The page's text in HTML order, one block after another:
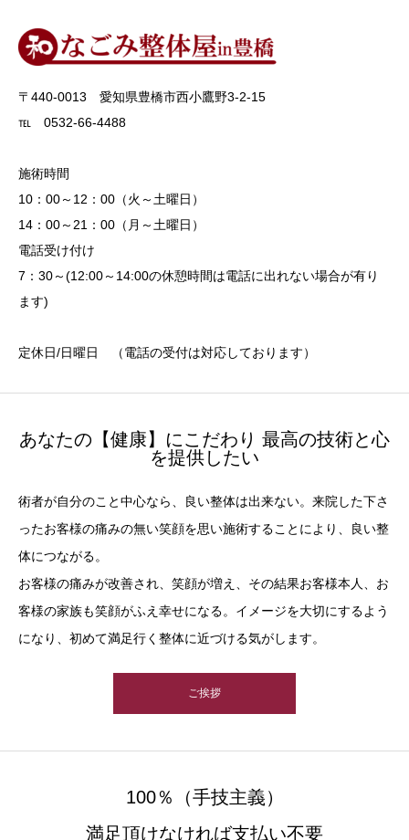
〒440-0013 愛知県豊橋市西小鷹野3-2-15
℡ 0532-66-4488
施術時間
10：00～12：00（火～土曜日）
14：00～21：00（月～土曜日）
電話受け付け
7：30～(12:00～14:00の休憩時間は電話に出れない場合が有り
ます)
定休日/日曜日 （電話の受付は対応しております）
あなたの【健康】にこだわり 最高の技術と心
を提供したい
術者が自分のこと中心なら、良い整体は出来ない。来院した下さ
ったお客様の痛みの無い笑顔を思い施術することにより、良い整
体につながる。
お客様の痛みが改善され、笑顔が増え、その結果お客様本人、お
客様の家族も笑顔がふえ幸せになる。イメージを大切にするよう
になり、初めて満足行く整体に近づける気がします。
ご挨拶
100％（手技主義）
満足頂けなければ支払い不要